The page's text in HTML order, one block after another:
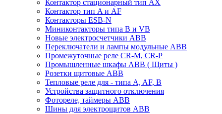
Контактор стационарный тип AX
Контактор тип A и AF
Контакторы ESB-N
Миниконтакторы типа B и VB
Новые электросчетчики ABB
Переключатели и лампы модульные ABB
Промежуточные реле CR-M, CR-P
Промышленные шкафы ABB ( Щиты )
Розетки щитовые ABB
Тепловые реле для - типа A, AF, B
Устройства защитного отключения
Фотореле, таймеры ABB
Шины для электрощитов АВВ